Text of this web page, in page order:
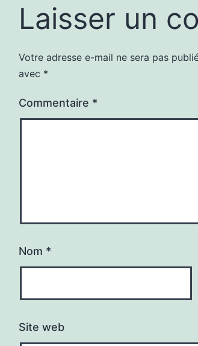
Laisser un
Votre adresse e-mail ne sera pas
avec *
Commentaire *
Nom *
Site web